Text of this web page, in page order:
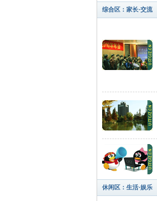
综合区：家长·交流
休闲区：生活·娱乐